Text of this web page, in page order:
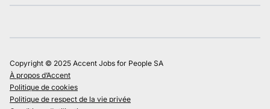
Copyright © 2025 Accent Jobs for People SA
À propos d’Accent
Politique de cookies
Politique de respect de la vie privée